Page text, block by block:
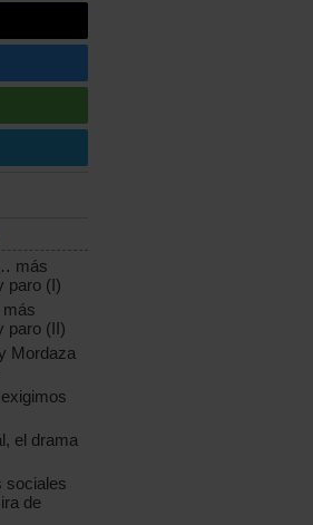
más
paro (I)
más
paro (II)
Mordaza
el drama
sociales
de